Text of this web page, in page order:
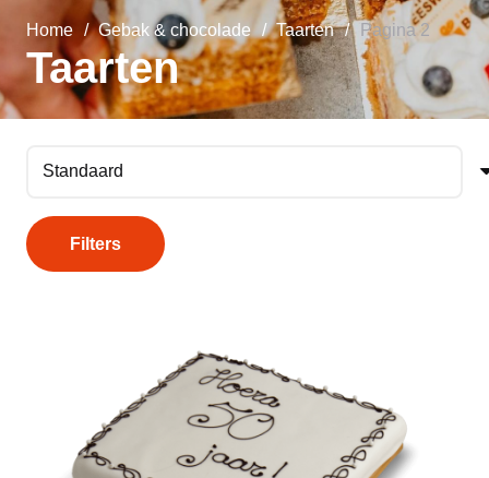
Home / Gebak & chocolade / Taarten / Pagina 2
Taarten
Filters